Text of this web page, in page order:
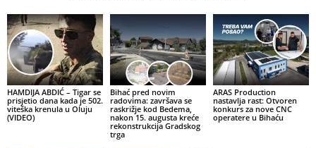
HAMDIJA ABDIĆ – Tigar se
prisjetio dana kada je 502.
viteška krenula u Oluju
(VIDEO)
Bihać pred novim
radovima: završava se
raskrižje kod Bedema,
nakon 15. augusta kreće
rekonstrukcija Gradskog
trga
ARAS Production
nastavlja rast: Otvoren
konkurs za nove CNC
operatere u Bihaću